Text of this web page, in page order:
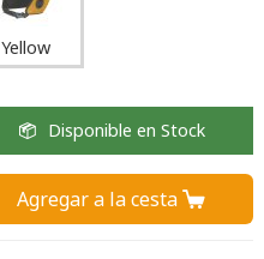
Yellow
Disponible en Stock
Agregar a la cesta 